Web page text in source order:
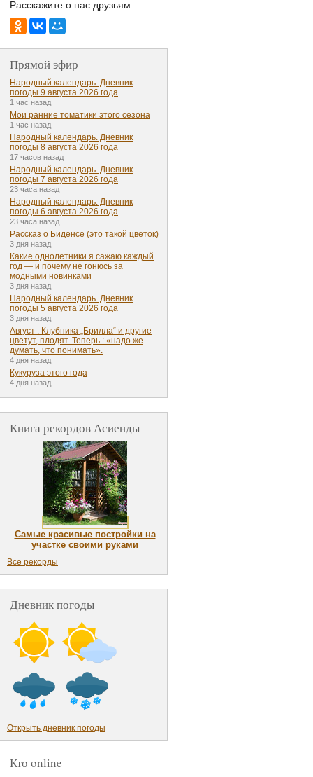
Расскажите о нас друзьям:
Прямой эфир
Народный календарь. Дневник
погоды 9 августа 2026 года
1 час назад
Мои ранние томатики этого сезона
1 час назад
Народный календарь. Дневник
погоды 8 августа 2026 года
17 часов назад
Народный календарь. Дневник
погоды 7 августа 2026 года
23 часа назад
Народный календарь. Дневник
погоды 6 августа 2026 года
23 часа назад
Рассказ о Биденсе (это такой цветок)
3 дня назад
Какие однолетники я сажаю каждый
год — и почему не гонюсь за
модными новинками
3 дня назад
Народный календарь. Дневник
погоды 5 августа 2026 года
3 дня назад
Август : Клубника „Брилла“ и другие
цветут, плодят. Теперь : «надо же
думать, что понимать».
4 дня назад
Кукуруза этого года
4 дня назад
Книга рекордов Асиенды
Самые красивые постройки на
участке своими руками
Все рекорды
Дневник погоды
Открыть дневник погоды
Кто online